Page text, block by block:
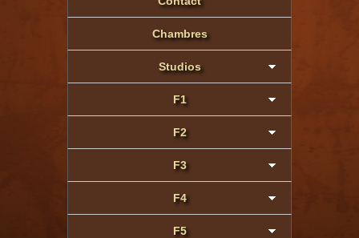
Chambres
Studios
F1
F2
F3
F4
F5